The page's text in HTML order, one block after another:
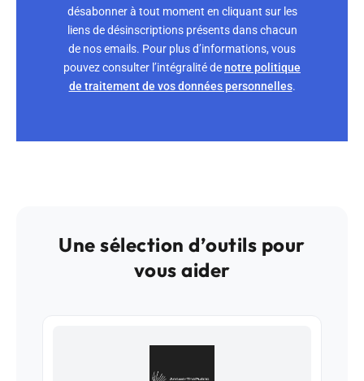
désabonner à tout moment en cliquant sur les
liens de désinscriptions présents dans chacun
de nos emails. Pour plus d’informations, vous
pouvez consulter l’intégralité denotre politique
de traitement de vos données personnelles.
Une sélection d’outils pour
vous aider